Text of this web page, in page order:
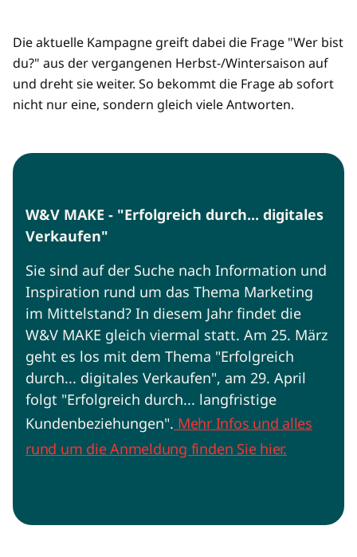
Die aktuelle Kampagne greift dabei die Frage "Wer bist
du?" aus der vergangenen Herbst-/Wintersaison auf
und dreht sie weiter. So bekommt die Frage ab sofort
nicht nur eine, sondern gleich viele Antworten.
W&V MAKE - "Erfolgreich durch... digitales
Verkaufen"
Sie sind auf der Suche nach Information und
Inspiration rund um das Thema Marketing
im Mittelstand? In diesem Jahr findet die
W&V MAKE gleich viermal statt. Am 25. März
geht es los mit dem Thema "Erfolgreich
durch... digitales Verkaufen", am 29. April
folgt "Erfolgreich durch... langfristige
Kundenbeziehungen". Mehr Infos und alles
rund um die Anmeldung finden Sie hier.